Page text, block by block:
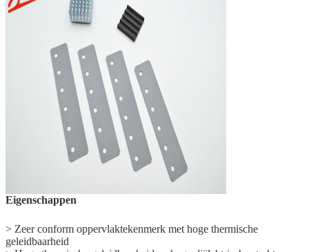
Eigenschappen
> Zeer conform oppervlaktekenmerk met hoge thermische
geleidbaarheid